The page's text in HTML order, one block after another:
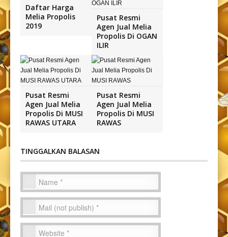
Daftar Harga
Melia Propolis
2019
Pusat Resmi
Agen Jual Melia
Propolis Di OGAN
ILIR
Pusat Resmi
Agen Jual Melia
Propolis Di MUSI
RAWAS UTARA
Pusat Resmi
Agen Jual Melia
Propolis Di MUSI
RAWAS
TINGGALKAN BALASAN